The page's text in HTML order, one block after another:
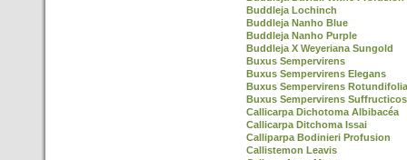
Buddleja Lochinch
Buddleja Nanho Blue
Buddleja Nanho Purple
Buddleja X Weyeriana Sungold
Buxus Sempervirens
Buxus Sempervirens Elegans
Buxus Sempervirens Rotundifolia
Buxus Sempervirens
Callicarpa Dichotoma Albibacéa
Callicarpa Ditchoma Issai
Calliparpa Bodinieri Profusion
Callistemon Leavis